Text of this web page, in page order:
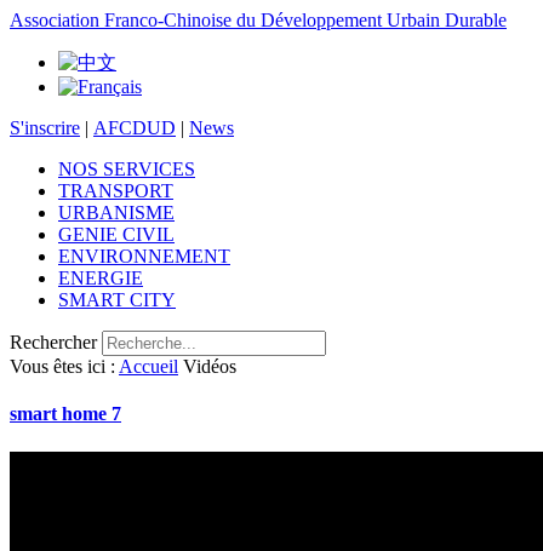
Association Franco-Chinoise du Développement Urbain Durable
S'inscrire | AFCDUD | News
NOS SERVICES
TRANSPORT
URBANISME
GENIE CIVIL
ENVIRONNEMENT
ENERGIE
SMART CITY
Rechercher
Vous êtes ici : Accueil Vidéos
smart home 7